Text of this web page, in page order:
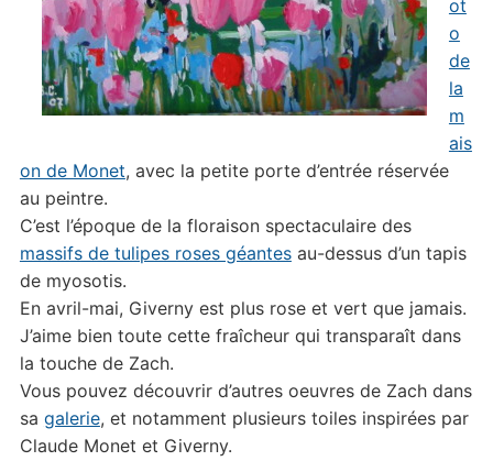
ot
o
de
la
m
ais
on de Monet, avec la petite porte d’entrée réservée
au peintre.
C’est l’époque de la floraison spectaculaire des
massifs de tulipes roses géantesau-dessus d’un tapis
de myosotis.
En avril-mai, Giverny est plus rose et vert que jamais.
J’aime bien toute cette fraîcheur qui transparaît dans
la touche de Zach.
Vous pouvez découvrir d’autres oeuvres de Zach dans
sa galerie, et notamment plusieurs toiles inspirées par
Claude Monet et Giverny.